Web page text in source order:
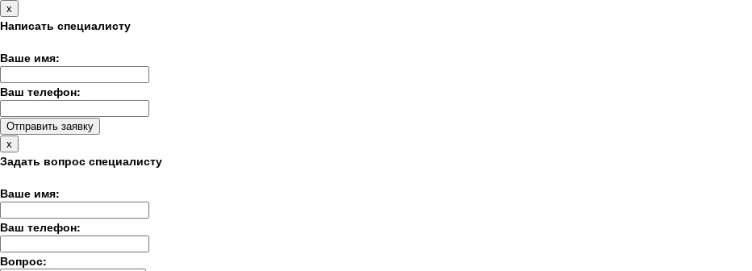
x
Написать специалисту
Ваше имя:
Ваш телефон:
x
Задать вопрос специалисту
Ваше имя:
Ваш телефон:
Вопрос: